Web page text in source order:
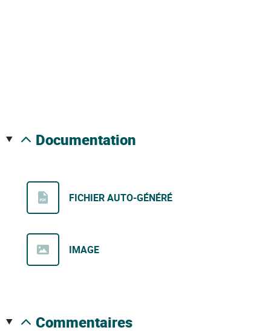
documentation
FICHIER AUTO-GÉNÉRÉ
IMAGE
commentaires